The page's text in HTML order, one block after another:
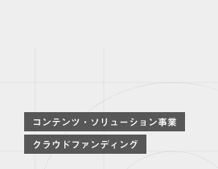
コンテンツ・ソリューション事業
クラウドファンディング